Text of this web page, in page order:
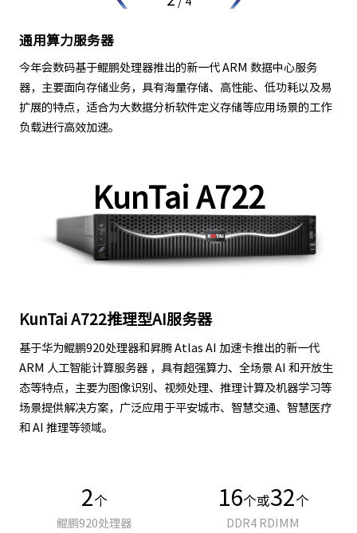
通用算力服务器
今年会数码基于鲲鹏处理器推出的新一代 ARM 数据中心服务
器，主要面向存储业务，具有海量存储、高性能、低功耗以及易
扩展的特点，适合为大数据分析软件定义存储等应用场景的工作
负载进行高效加速。
KunTai A722
KunTai A722推理型AI服务器
基于华为鲲鹏920处理器和昇腾 Atlas AI 加速卡推出的新一代
ARM 人工智能计算服务器 ，具有超强算力、全场景 AI 和开放生
态等特点，主要为图像识别、视频处理、推理计算及机器学习等
场景提供解决方案，广泛应用于平安城市、智慧交通、智慧医疗
和 AI 推理等领域。
2 个
鲲鹏920处理器
16个或32 个
DDR4 RDIMM